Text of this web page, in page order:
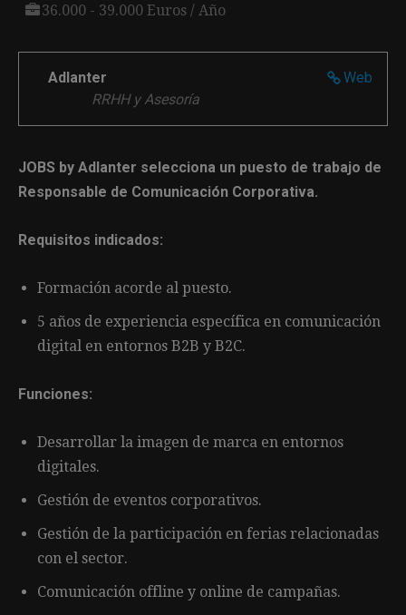
36.000 - 39.000 Euros / Año
Web
Adlanter
RRHH y Asesoría
JOBS by Adlanter selecciona un puesto de trabajo de
Responsable de Comunicación Corporativa.
Requisitos indicados:
Formación acorde al puesto.
5 años de experiencia específica en comunicación
digital en entornos B2B y B2C.
Funciones:
Desarrollar la imagen de marca en entornos
digitales.
Gestión de eventos corporativos.
Gestión de la participación en ferias relacionadas
con el sector.
Comunicación offline y online de campañas.